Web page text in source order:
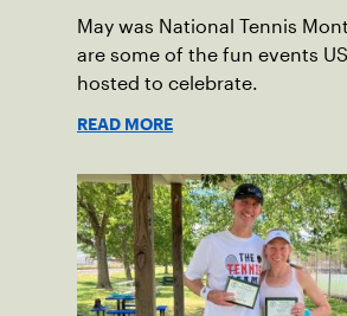
May was National Tennis
are some of the fun events
hosted to celebrate.
READ MORE